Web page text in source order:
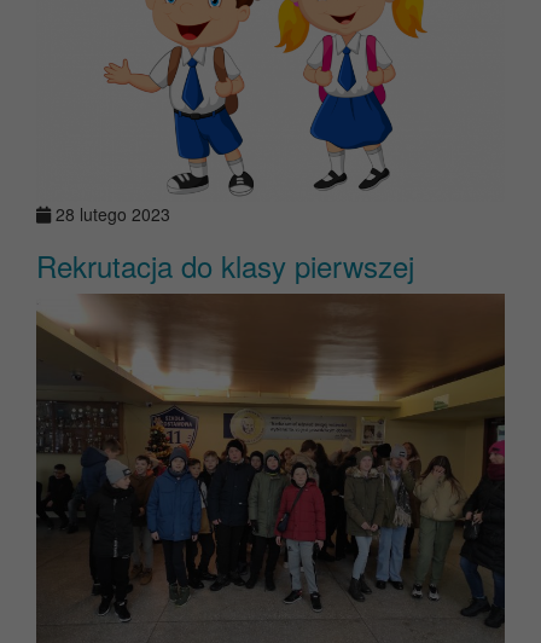
28 lutego 2023
Rekrutacja do klasy pierwszej